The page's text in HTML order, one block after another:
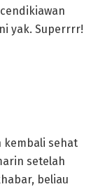
yak. Superrrr!
kembali sehat
setelah
beliau